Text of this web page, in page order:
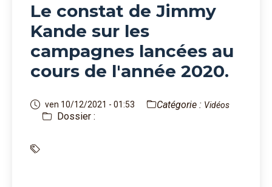
Le constat de Jimmy
Kande sur les
campagnes lancées au
cours de l'année 2020.
ven 10/12/2021 - 01:53 Catégorie : Vidéos
Dossier :